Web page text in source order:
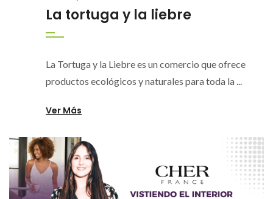
La tortuga y la liebre
La Tortuga y la Liebre es un comercio que ofrece
productos ecológicos y naturales para toda la ...
Ver Más